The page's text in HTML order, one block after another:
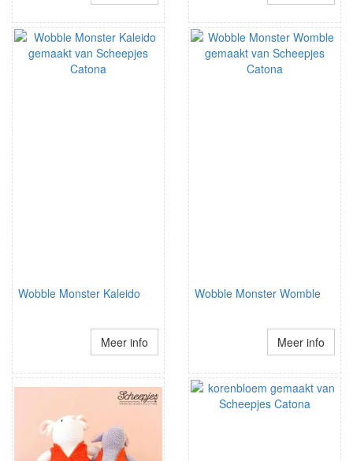
Wobble Monster Kaleido
Meer info
Wobble Monster Womble
Meer info